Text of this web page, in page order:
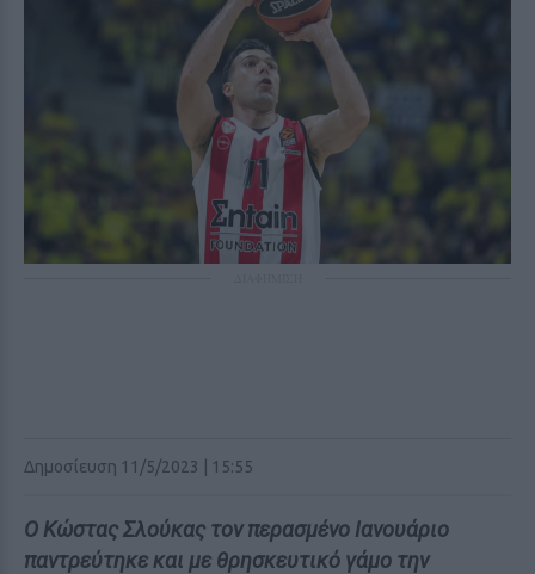
Δημοσίευση 11/5/2023 | 15:55
Ο Κώστας Σλούκας τον περασμένο Ιανουάριο
παντρεύτηκε και με θρησκευτικό γάμο την